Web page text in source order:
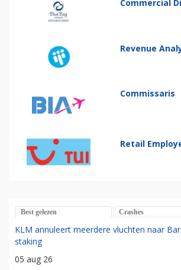
Commercial
Revenue
Commissaris
Retail
Best gelezen Crashes
KLM annuleert meerdere vluchten naar
staking
05 aug 26